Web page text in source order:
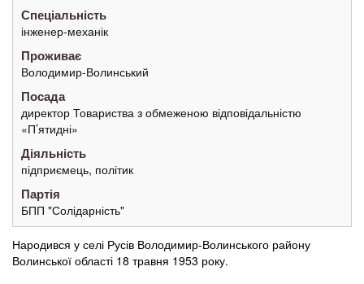
Спеціальність
інженер-механік
Проживає
Володимир-Волинський
Посада
директор Товариства з обмеженою відповідальністю
«П’ятидні»
Діяльність
підприємець, політик
Партія
БПП "Солідарність"
Народився у селі Русів Володимир-Волинського району
Волинської області 18 травня 1953 року.